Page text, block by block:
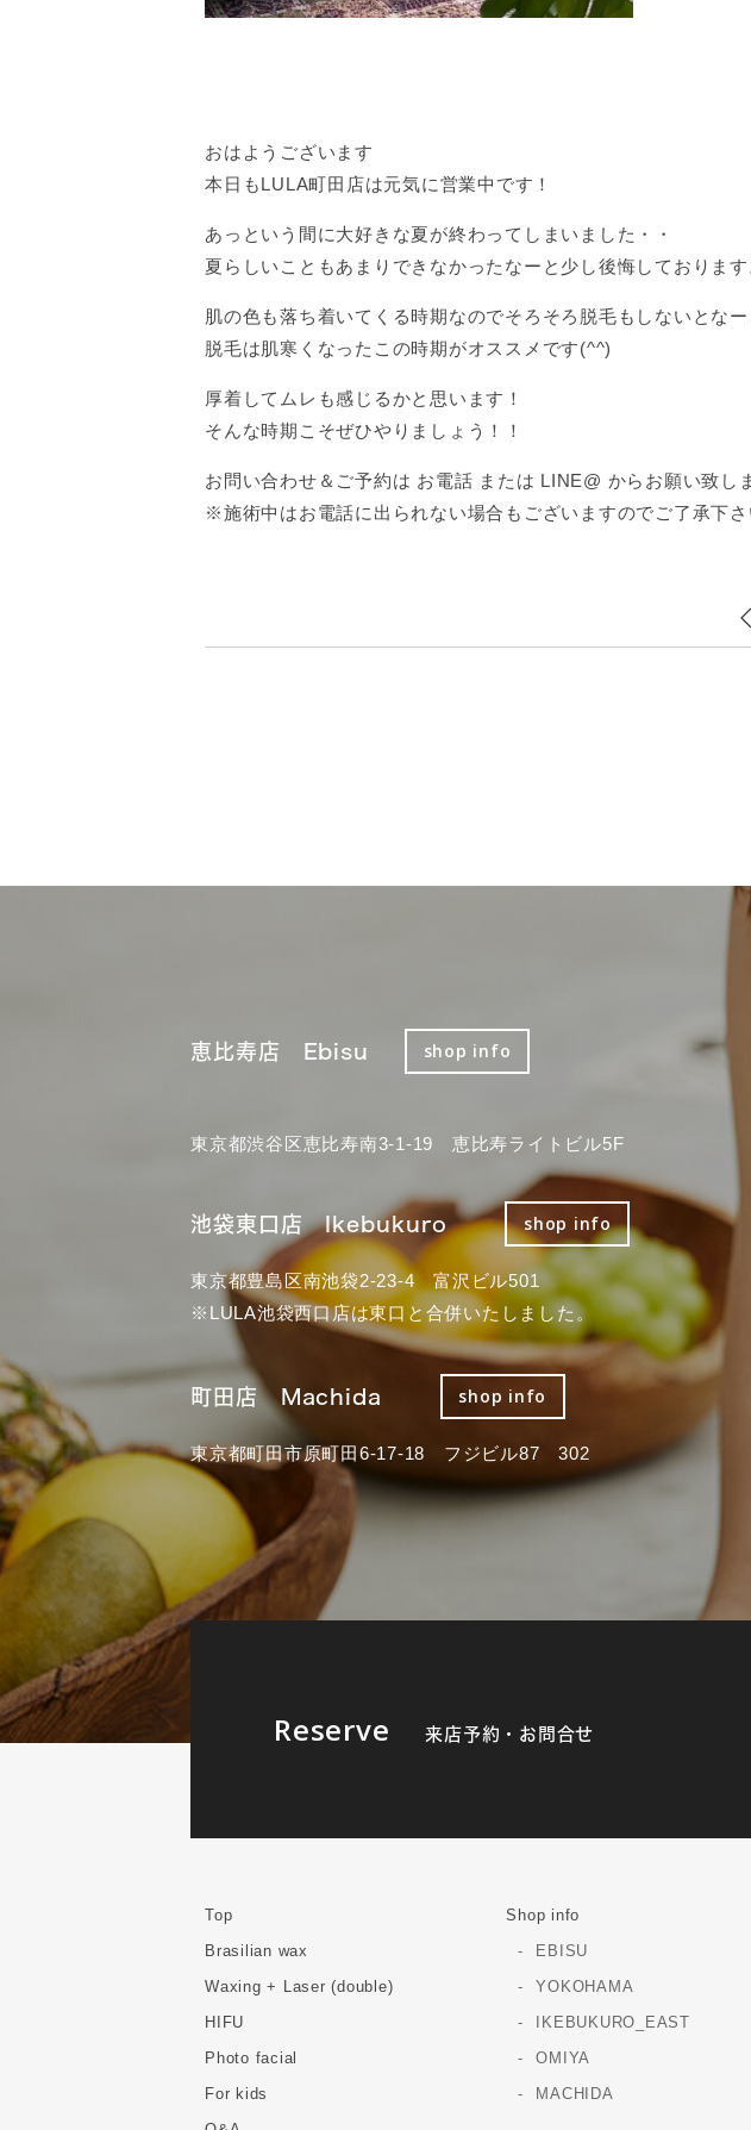
おはようございます
本日もLULA町田店は元気に営業中です！
あっという間に大好きな夏が終わってしまいました・・
夏らしいこともあまりできなかったなーと少し後悔しております
肌の色も落ち着いてくる時期なのでそろそろ脱毛もしないとなー
脱毛は肌寒くなったこの時期がオススメです(^^)
厚着してムレも感じるかと思います！
そんな時期こそぜひやりましょう！！
お問い合わせ＆ご予約は お電話 または LINE@ からお願い致し
※施術中はお電話に出られない場合もございますのでご了承下さ
恵比寿店 Ebisu shop info
東京都渋谷区恵比寿南3-1-19 恵比寿ライトビル5F
池袋東口店 Ikebukuro shop info
東京都豊島区南池袋2-23-4 富沢ビル501
※LULA池袋西口店は東口と合併いたしました。
町田店 Machida shop info
東京都町田市原町田6-17-18 フジビル87 302
Reserve 来店予約・お問合せ
Top
Brasilian wax
Waxing + Laser (double)
HIFU
Photo facial
For kids
Shop info
EBISU
YOKOHAMA
IKEBUKURO_EAST
OMIYA
MACHIDA